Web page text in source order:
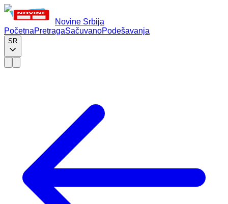
Novine Srbija
PočetnaPretragaSačuvanoPodešavanja
SR